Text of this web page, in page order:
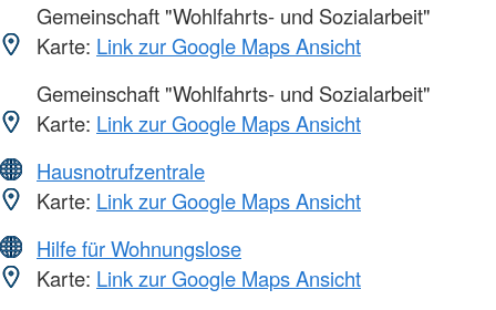
Gemeinschaft "Wohlfahrts- und Sozialarbeit"
Karte: Link zur Google Maps Ansicht
Gemeinschaft "Wohlfahrts- und Sozialarbeit"
Karte: Link zur Google Maps Ansicht
Hausnotrufzentrale
Karte: Link zur Google Maps Ansicht
Hilfe für Wohnungslose
Karte: Link zur Google Maps Ansicht